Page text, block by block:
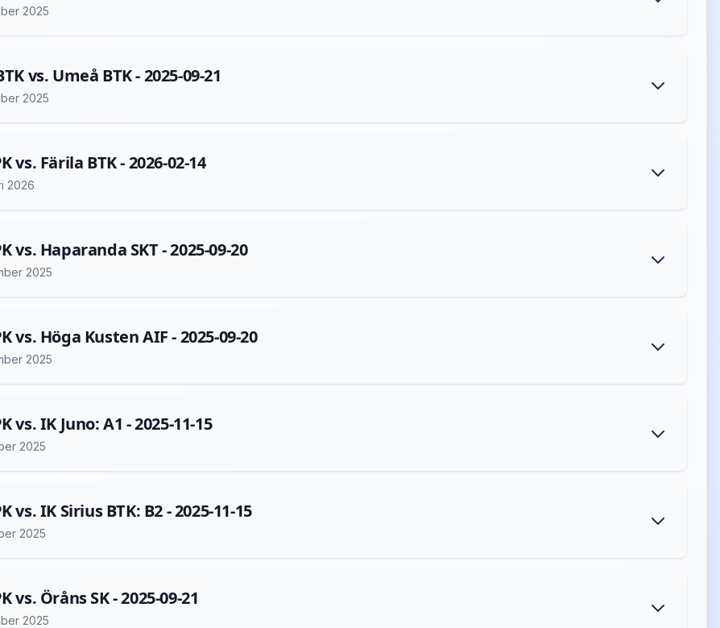
2025
vs. Umeå BTK - 2025-09-21
2025
vs. Färila BTK - 2026-02-14
2026
vs. Haparanda SKT - 2025-09-20
2025
vs. Höga Kusten AIF - 2025-09-20
2025
vs. IK Juno: A1 - 2025-11-15
2025
vs. IK Sirius BTK: B2 - 2025-11-15
2025
vs. Öråns SK - 2025-09-21
2025